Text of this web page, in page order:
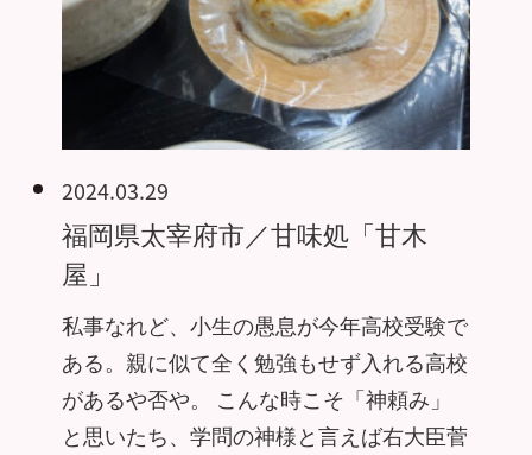
2024.03.29
福岡県太宰府市／甘味処「甘木
屋」
私事なれど、小生の愚息が今年高校受験で
ある。親に似て全く勉強もせず入れる高校
があるや否や。 こんな時こそ「神頼み」
と思いたち、学問の神様と言えば右大臣菅